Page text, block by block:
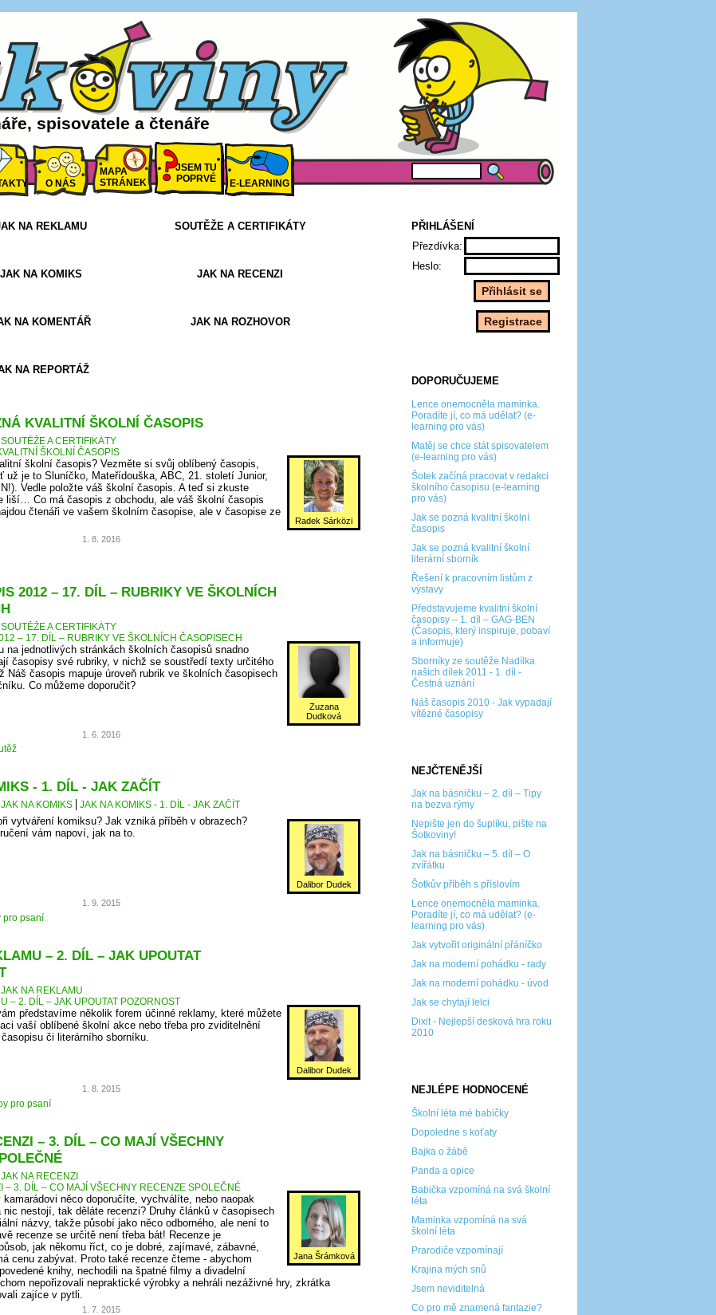
spisovatele a čtenáře
O NÁS
MAPA
STRÁNEK
JSEM TU
POPRVÉ
E-LEARNING
PŘIHLÁŠENÍ
Přezdívka:
Heslo:
DOPORUČUJEME
Lence onemocněla maminka.
Poradíte jí, co má udělat? (e-
learning pro vás)
Matěj se chce stát spisovatelem
(e-learning pro vás)
Šotek začíná pracovat v redakci
školního časopisu (e-learning
pro vás)
Jak se pozná kvalitní školní
časopis
Jak se pozná kvalitní školní
literární sborník
Řešení k pracovním listům z
výstavy
Představujeme kvalitní školní
časopisy – 1. díl – GAG-BEN
(Časopis, který inspiruje, pobaví
a informuje)
Sborníky ze soutěže Nadílka
našich dílek 2011 - 1. díl -
Čestná uznání
Náš časopis 2010 - Jak vypadají
vítězné časopisy
NEJČTENĚJŠÍ
Jak na básničku – 2. díl – Tipy
na bezva rýmy
Nepište jen do šuplíku, pište na
Šotkoviny!
Jak na básničku – 5. díl – O
zvířátku
Šotkův příběh s příslovím
Lence onemocněla maminka.
Poradíte jí, co má udělat? (e-
learning pro vás)
Jak vytvořit originální přáníčko
Jak na moderní pohádku - rady
Jak na moderní pohádku - úvod
Jak se chytají lelci
Dixit - Nejlepší desková hra roku
2010
NEJLÉPE HODNOCENÉ
Školní léta mé babičky
Dopoledne s koťaty
Bajka o žábě
Panda a opice
Babička vzpomíná na svá školní
léta
Maminka vzpomíná na svá
školní léta
Prarodiče vzpomínají
Krajina mých snů
Jsem neviditelná
Co pro mě znamená fantazie?
NA REKLAMU SOUTĚŽE A CERTIFIKÁTY
JAK NA KOMIKS JAK NA RECENZI
NA KOMENTÁŘ JAK NA ROZHOVOR
NA REPORTÁŽ
KVALITNÍ ŠKOLNÍ ČASOPIS
SOUTĚŽE A CERTIFIKÁTY
ŠKOLNÍ ČASOPIS
Radek Sárközi
školní časopis? Vezměte si svůj oblíbený časopis,
už je to Sluníčko, Mateřídouška, ABC, 21. století Junior,
Vedle položte váš školní časopis. A teď si zkuste
liší… Co má časopis z obchodu, ale váš školní časopis
čtenáři ve vašem školním časopise, ale v časopise ze
1. 8. 2016
2012 – 17. DÍL – RUBRIKY VE ŠKOLNÍCH
SOUTĚŽE A CERTIFIKÁTY
– 17. DÍL – RUBRIKY VE ŠKOLNÍCH ČASOPISECH
Zuzana
Dudková
na jednotlivých stránkách školních časopisů snadno
časopisy své rubriky, v nichž se soustředí texty určitého
Náš časopis mapuje úroveň rubrik ve školních časopisech
Co můžeme doporučit?
1. 6. 2016
- 1. DÍL - JAK ZAČÍT
JAK NA KOMIKS JAK NA KOMIKS - 1. DÍL - JAK ZAČÍT
Dalibor Dudek
vytváření komiksu? Jak vzniká příběh v obrazech?
vám napoví, jak na to.
1. 9. 2015
pro psaní
– 2. DÍL – JAK UPOUTAT
JAK NA REKLAMU
– 2. DÍL – JAK UPOUTAT POZORNOST
Dalibor Dudek
představíme několik forem účinné reklamy, které můžete
vaší oblíbené školní akce nebo třeba pro zviditelnění
či literárního sborníku.
1. 8. 2015
pro psaní
– 3. DÍL – CO MAJÍ VŠECHNY
JAK NA RECENZI
– 3. DÍL – CO MAJÍ VŠECHNY RECENZE SPOLEČNÉ
Jana Šrámková
něco doporučíte, vychválíte, nebo naopak
nic nestojí, tak děláte recenzi? Druhy článků v časopisech
názvy, takže působí jako něco odborného, ale není to
recenze se určitě není třeba bát! Recenze je
jak někomu říct, co je dobré, zajímavé, zábavné,
cenu zabývat. Proto také recenze čteme - abychom
knihy, nechodili na špatné filmy a divadelní
nepořizovali nepraktické výrobky a nehráli nezáživné hry, zkrátka
zajíce v pytli.
1. 7. 2015